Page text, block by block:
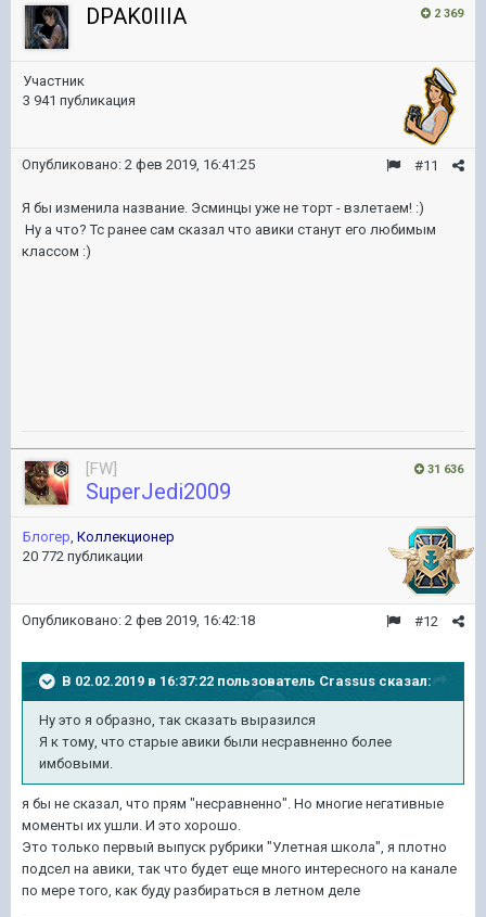
2 369
DPAK0IIIA
Участник
3 941 публикация
#11
Опубликовано: 2 фев 2019, 16:41:25
Я бы изменила название. Эсминцы уже не торт - взлетаем! :)
Ну а что? Тс ранее сам сказал что авики станут его любимым
классом :)
31 636
[FW]
SuperJedi2009
Блогер, Коллекционер
20 772 публикации
#12
Опубликовано: 2 фев 2019, 16:42:18
В 02.02.2019 в 16:37:22 пользователь Crassus сказал:
Ну это я образно, так сказать выразился
Я к тому, что старые авики были несравненно более
имбовыми.
я бы не сказал, что прям "несравненно". Но многие негативные
моменты их ушли. И это хорошо.
Это только первый выпуск рубрики "Улетная школа", я плотно
подсел на авики, так что будет еще много интересного на канале
по мере того, как буду разбираться в летном деле